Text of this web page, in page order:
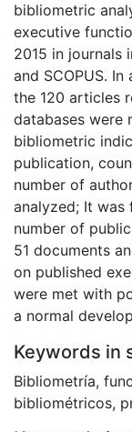
bibliometric
executive
2015 in journals
and SCOPUS.
the 120 articles
databases were
bibliometric
publication,
number of
analyzed; It was
number of
51 documents
on published
were met with
a normal
Keywords in
Bibliometría,
bibliométricos,